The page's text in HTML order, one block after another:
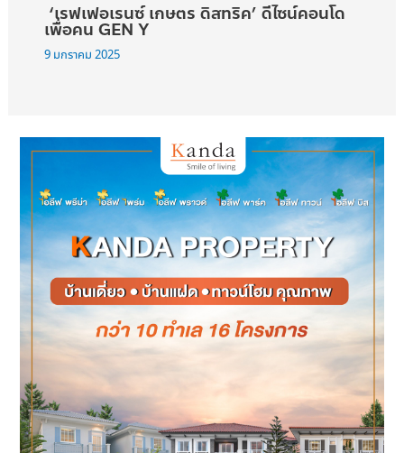
‘เรฟเฟอเรนซ์ เกษตร ดิสทริค’ ดีไซน์คอนโด
เพื่อคน GEN Y
9 มกราคม 2025